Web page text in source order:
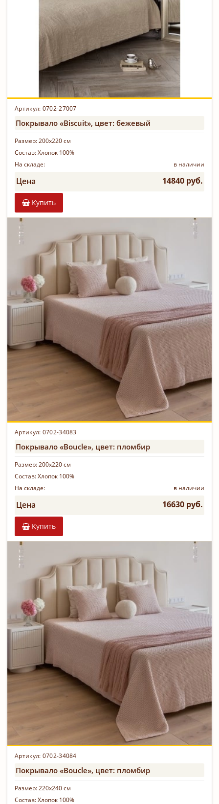
Артикул: 0702-27007
Покрывало «Biscuit», цвет: бежевый
Размер:200х220 см
Состав:Хлопок 100%
На складе:
в наличии
Цена 14840 руб.
Купить
Артикул: 0702-34083
Покрывало «Boucle», цвет: пломбир
Размер:200х220 см
Состав:Хлопок 100%
На складе:
в наличии
Цена 16630 руб.
Купить
Артикул: 0702-34084
Покрывало «Boucle», цвет: пломбир
Размер:220х240 см
Состав:Хлопок 100%